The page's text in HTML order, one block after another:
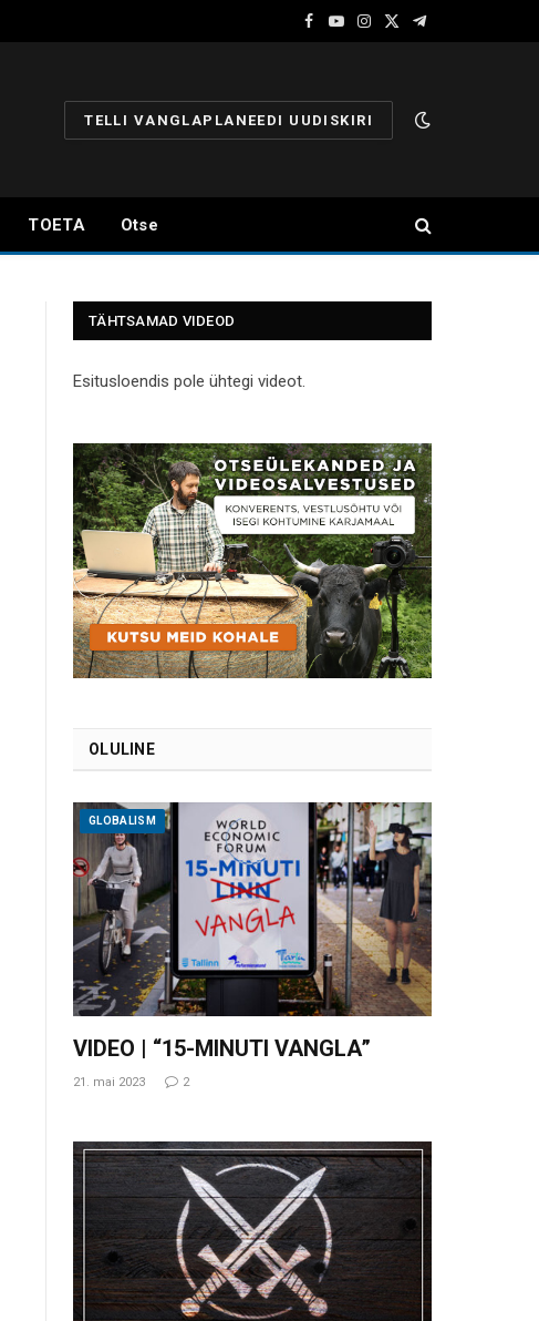
Facebook
YouTube
Instagram
X
Telegram
TELLI VANGLAPLANEEDI UUDISKIRI
TOETA Otse
TÄHTSAMAD VIDEOD
Esitusloendis pole ühtegi videot.
OLULINE
GLOBALISM
VIDEO | “15-MINUTI VANGLA”
21. mai 2023 2